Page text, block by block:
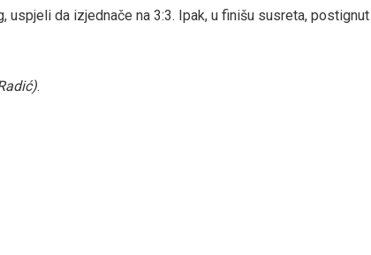
da izjednače na 3:3. Ipak, u finišu susreta,
.